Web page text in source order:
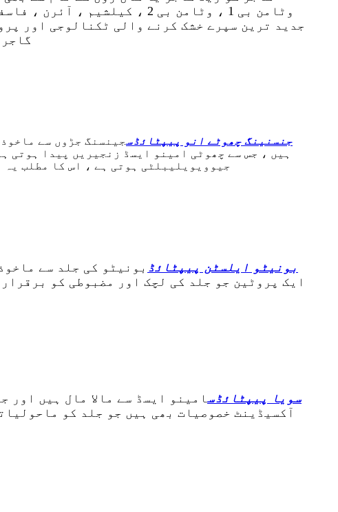
وٹامن بی 1 ، وٹامن بی 2 ،
جدید ترین سپرے خشک کرنے والی ٹکنالوجی اور
جنسنینگ چھوٹے انو پیپٹائڈسجینسنگ جڑوں سے
ہیں ، جس سے چھوٹی امینو ایسڈ زنجیریں پیدا ہوتی
جیوویویلیبلٹی ہوتی ہے ، اس کا مطلب
بونیٹو ایلسٹن پیپٹائڈ بونیٹو کی جلد سے
ایک پروٹین جو جلد کی لچک اور مضبوطی کو
سویا پیپٹائڈسامینو ایسڈ سے مالا مال ہیں اور
آکسیڈینٹ خصوصیات بھی ہیں جو جلد کو